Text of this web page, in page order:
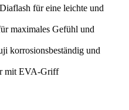
für eine leichte und
maximales Gefühl und
korrosionsbeständig und
mit EVA-Griff